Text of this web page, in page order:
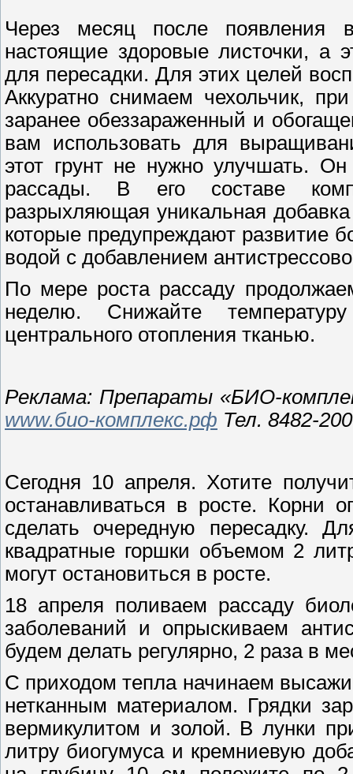
Через месяц после появления
настоящие здоровые листочки, а
для пересадки. Для этих целей
Аккуратно снимаем чехольчик,
заранее обеззараженный и
вам использовать для
этот грунт не нужно улучшать.
рассады. В его составе
разрыхляющая уникальная
которые предупреждают развитие
водой с добавлением
По мере роста рассаду
неделю. Снижайте
центрального отопления тканью.
Реклама: Препараты «БИО-
www.био-комплекс.рф Тел. 8482-
Сегодня 10 апреля. Хотите
останавливаться в росте. Корни
сделать очередную пересадку.
квадратные горшки объемом 2
могут остановиться в росте.
18 апреля поливаем рассаду
заболеваний и опрыскиваем
будем делать регулярно, 2 раза в
С приходом тепла начинаем
нетканным материалом. Грядки
вермикулитом и золой. В лунки
литру биогумуса и кремниевую